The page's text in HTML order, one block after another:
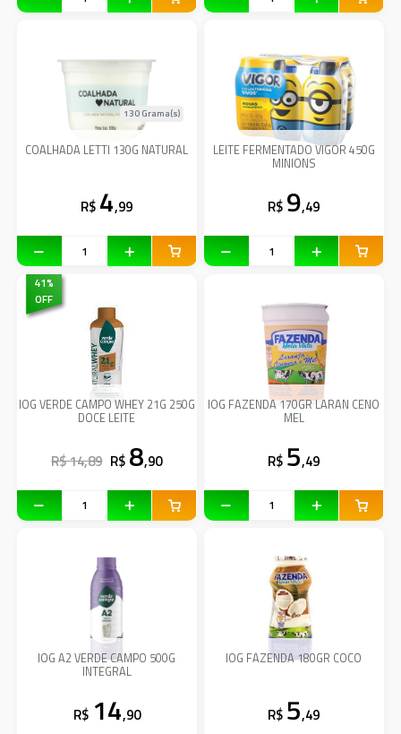
COALHADA LETTI 130G NATURAL
130 Grama(s)
R$ 4,99
LEITE FERMENTADO VIGOR 450G
MINIONS
R$ 9,49
41%
OFF
IOG VERDE CAMPO WHEY 21G 250G
DOCE LEITE
R$ 14,89 R$ 8,90
IOG FAZENDA 170GR LARAN CENO
MEL
R$ 5,49
IOG A2 VERDE CAMPO 500G
INTEGRAL
R$ 14,90
IOG FAZENDA 180GR COCO
R$ 5,49